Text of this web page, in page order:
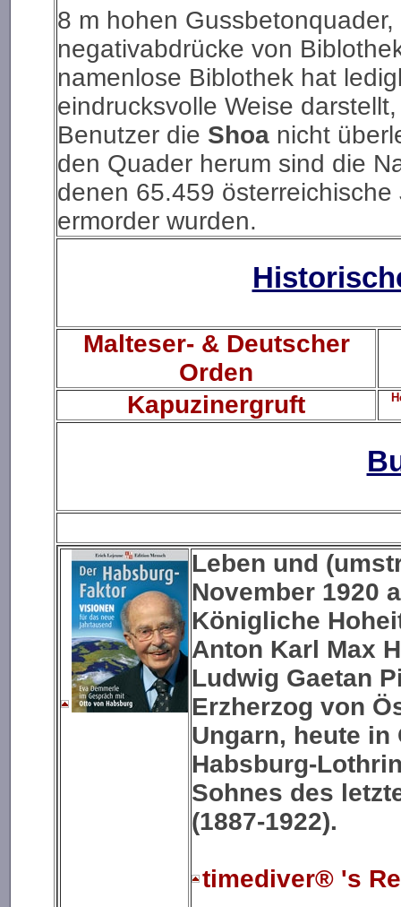
8 m hohen
negativabdrücke von
namenlose Biblothek hat
eindrucksvolle Weise
Benutzer die Shoa nicht
den Quader herum sind die
denen 65.459
ermorder wurden.
Malteser- & Deutscher
Orden
Kapuzinergruft
Leben und
November 1920
Königliche
Anton Karl Max
Ludwig Gaetan
Erzherzog von
Ungarn, heute
Habsburg-
Sohnes des
(1887-1922).
timediver® 's